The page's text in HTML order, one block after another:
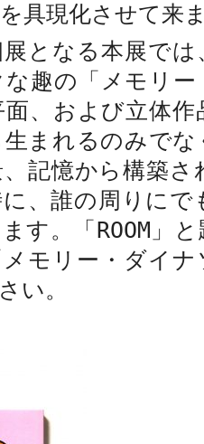
具現化させて来
となる本展で
趣の「メモリ
、および立体
まれるのみで
記憶から構築
、誰の周りに
す。「 ROOM 」
モリー・ダイ
い。